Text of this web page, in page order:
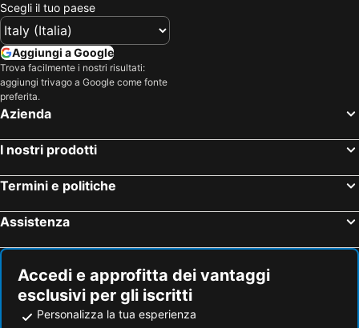
Scegli il tuo paese
Aggiungi a Google
Trova facilmente i nostri risultati:
aggiungi trivago a Google come fonte
preferita.
Azienda
I nostri prodotti
Termini e politiche
Assistenza
Accedi e approfitta dei vantaggi
esclusivi per gli iscritti
Personalizza la tua esperienza